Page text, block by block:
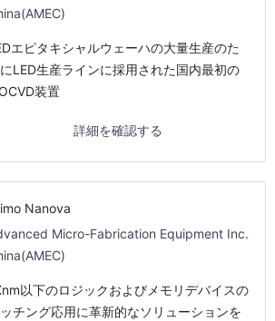
エピタキシャルウェーハの大量生産のた
LED生産ラインに採用された国内最初の
装置
詳細を確認する
Nanova
Micro-Fabrication Equipment Inc.
以下のロジックおよびメモリデバイスの
チング応用に革新的なソリューションを